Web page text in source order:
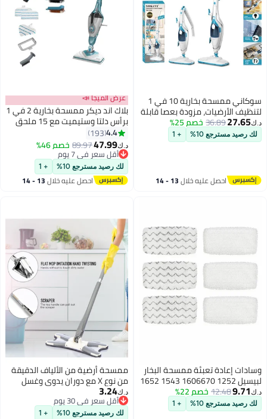
سوكاني ممسحة بخارية 10 في 1
مزودة بعصا قابلة
للطي وتوجيه دوار 180 درجة، وخزان
للإزالة، وتنظيف خالٍ من
وآمنة لجميع
36.89خصم 25%
10%
+ 1
احصل عليه خلال 13 - 14
عرض الميجا 📣
بلاك اند ديكر ممسحة بخارية 2 في 1
برأس دلتا وستيميت مع 15 ملحق
1600 W BHSM1610DSM-GB
أبيض/ أكوا
193
47.99
89.97خصم 46% أقل سعر في 7 يوم
بتخلّص بسرعة
أقل سعر في 7 يوم
لك رصيد مسترجع 10% + 1
احصل عليه خلال 13 - 14
تعبئة ممسحة البخار
لبيسيل 1252 1606670 1543 1652
12.48خصم 22%
10%
+ 1
ممسحة أرضية من الألياف الدقيقة
من نوع X مع دوران يدوي وغسل
بدون استخدام اليدين وامتصاص
قوي للماء أدوات تنظيف بمقبض
أقل سعر في 30 يوم
أقل سعر في 30 يوم
لك رصيد مسترجع 10% + 1